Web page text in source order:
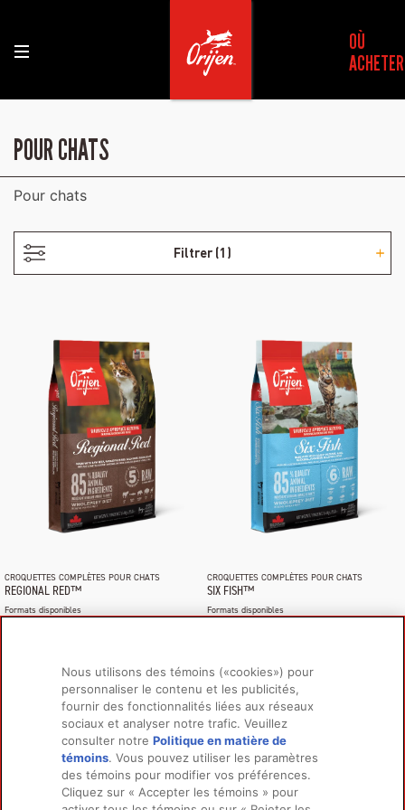
OÙ
ACHETER
POUR CHATS
Pour chats
Filtrer (1)
CROQUETTES COMPLÈTES POUR CHATS
REGIONAL RED™
Formats disponibles
CROQUETTES COMPLÈTES POUR CHATS
SIX FISH™
Formats disponibles
PRODUITS
Pour chiens
Pour chats
EN SAVOIR PLUS
À propos de nous
FAQ
Nous utilisons des témoins («cookies») pour
personnaliser le contenu et les publicités,
fournir des fonctionnalités liées aux réseaux
sociaux et analyser notre trafic. Veuillez
consulter notrePolitique en matière de
témoins(opens in a new tab)
. Vous pouvez utiliser les paramètres
des témoins pour modifier vos préférences.
Cliquez sur « Accepter les témoins » pour